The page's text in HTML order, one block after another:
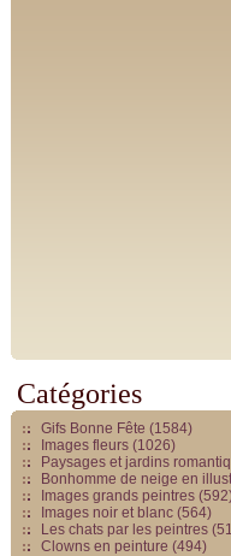
Catégories
Gifs Bonne Fête (1584)
Images fleurs (1026)
Paysages et jardins
Bonhomme de neige en
Images grands peintres
Images noir et blanc (564)
Les chats par les peintres
Clowns en peinture (494)